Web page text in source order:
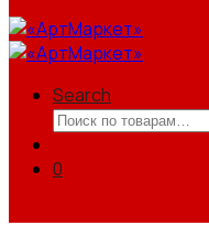
Search
Искать:
0